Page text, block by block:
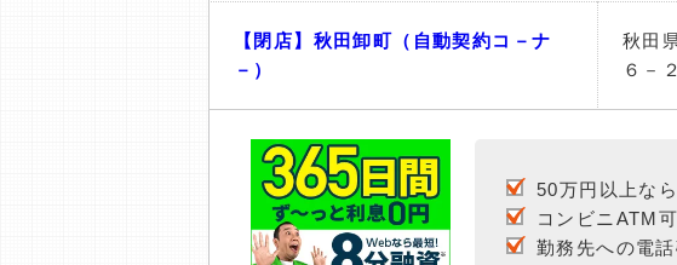
【閉店】秋田卸町（自動契約コ－ナ
－）
秋田
６－２
50万円以上な
コンビニATM可
勤務先への電